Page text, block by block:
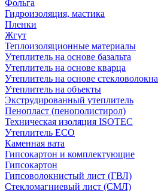
Фольга
Гидроизоляция, мастика
Пленки
Жгут
Теплоизоляционные материалы
Утеплитель на основе базальта
Утеплитель на основе кварца
Утеплитель на основе стекловолокна
Утеплитель на объекты
Экструдированный утеплитель
Пенопласт (пенополистирол)
Техническая изоляция ISOTEC
Утеплитель ECO
Каменная вата
Гипсокартон и комплектующие
Гипсокартон
Гипсоволокнистый лист (ГВЛ)
Стекломагниевый лист (СМЛ)